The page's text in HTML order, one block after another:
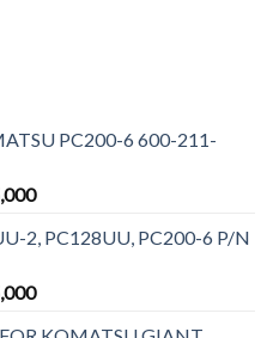
PC200-6 600-211-
Current
is:
2, PC128UU, PC200-6 P/N
Current